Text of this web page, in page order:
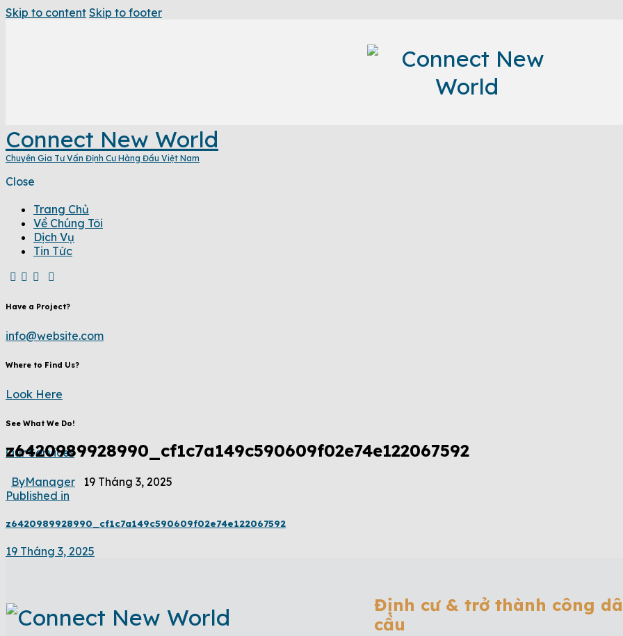
Skip to content Skip to footer
Connect New World
Chuyên Gia Tư Vấn Định Cư Hàng Đầu Việt Nam
Close
Trang Chủ
Về Chúng Tôi
Dịch Vụ
Tin Tức
Have a Project?
info@website.com
Where to Find Us?
Look Here
See What We Do!
Our Services
z6420989928990_cf1c7a149c590609f02e74e122067592
ByManager
19 Tháng 3, 2025
Published in
z6420989928990_cf1c7a149c590609f02e74e122067592
19 Tháng 3, 2025
Định cư & trở thành công
cầu